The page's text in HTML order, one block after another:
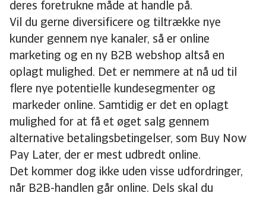
deres foretrukne måde at handle på.
Vil du gerne diversificere og tiltrække nye
kunder gennem nye kanaler, så er online
marketing og en ny B2B webshop altså en
oplagt mulighed. Det er nemmere at nå ud til
flere nye potentielle kundesegmenter og
markeder online. Samtidig er det en oplagt
mulighed for at få et øget salg gennem
alternative betalingsbetingelser, som Buy Now
Pay Later, der er mest udbredt online.
Det kommer dog ikke uden visse udfordringer,
når B2B-handlen går online. Dels skal du